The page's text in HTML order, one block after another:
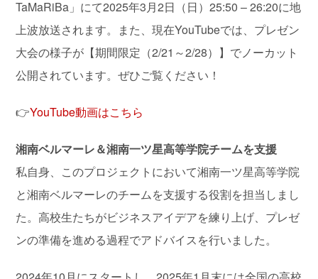
TaMaRiBa」にて2025年3月2日（日）25:50 – 26:20に地
上波放送されます。また、現在YouTubeでは、プレゼン
大会の様子が【期間限定（2/21～2/28）】でノーカット
公開されています。ぜひご覧ください！
👉YouTube動画はこちら
湘南ベルマーレ＆湘南一ツ星高等学院チームを支援
私自身、このプロジェクトにおいて湘南一ツ星高等学院
と湘南ベルマーレのチームを支援する役割を担当しまし
た。高校生たちがビジネスアイデアを練り上げ、プレゼ
ンの準備を進める過程でアドバイスを行いました。